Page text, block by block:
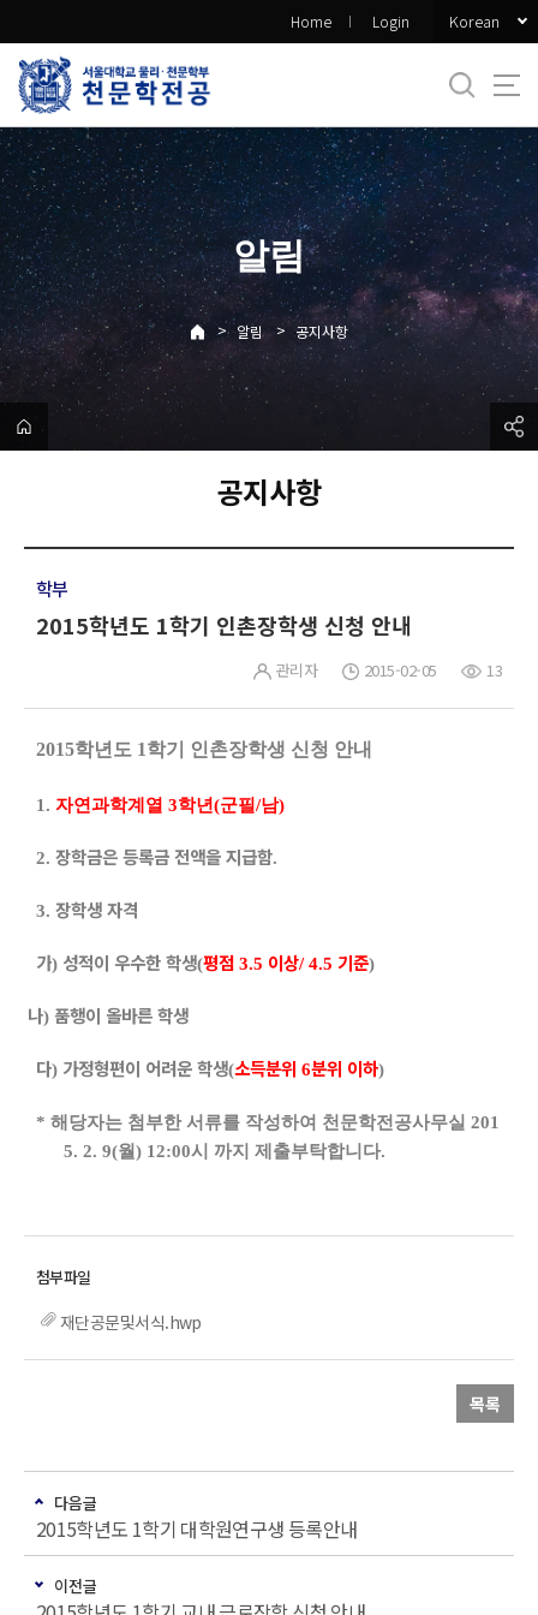
로
메
뉴
Home Login Korean
알림
> 알림 > 공지사항
공지사항
학부
2015학년도 1학기 인촌장학생 신청 안내
관리자 2015-02-05 13
2015학년도 1학기 인촌장학생 신청 안내
1. 자연과학계열 3학년(군필/남)
2. 장학금은 등록금 전액을 지급함.
3. 장학생 자격
가) 성적이 우수한 학생(평점 3.5 이상/ 4.5 기준)
나) 품행이 올바른 학생
다) 가정형편이 어려운 학생(소득분위 6분위 이하)
* 해당자는 첨부한 서류를 작성하여 천문학전공사무실 201
5. 2. 9(월) 12:00시 까지 제출부탁합니다.
재단공문및서식.hwp
목록
다음글
2015학년도 1학기 대학원연구생 등록안내
이전글